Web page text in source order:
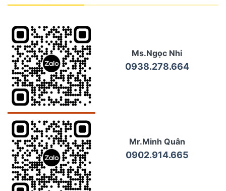
Ms.Ngọc Nhi
0938.278.664
Mr.Minh Quân
0902.914.665